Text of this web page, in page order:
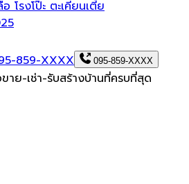
โรงโป๊ะ ตะเคียนเตี้ย
859-XXXX 095-859-XXXX
าย-เช่า-รับสร้างบ้านที่ครบที่สุด